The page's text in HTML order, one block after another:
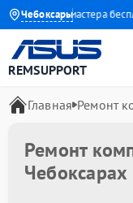
Чебоксары
Выезд мастера
REMSUPPORT
Главная Ремонт
Ремонт
Чебоксарах